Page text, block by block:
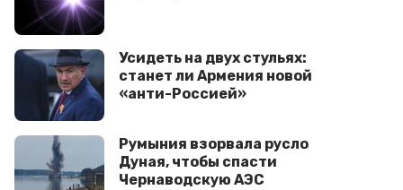
Усидеть на двух стульях:
станет ли Армения новой
«анти-Россией»
Румыния взорвала русло
Дуная, чтобы спасти
Чернаводскую АЭС